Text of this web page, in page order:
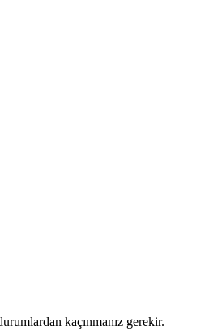
kaçınmanız gerekir.